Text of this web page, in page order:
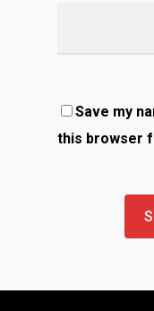
Save my
this browser